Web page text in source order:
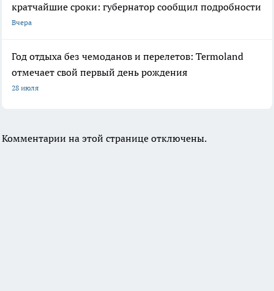
кратчайшие сроки: губернатор сообщил подробности
Вчера
Год отдыха без чемоданов и перелетов: Termoland
отмечает свой первый день рождения
28 июля
Комментарии на этой странице отключены.